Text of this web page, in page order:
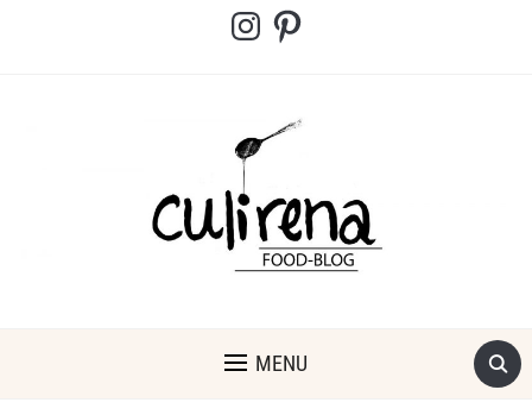
InstagramPinterest
MENU